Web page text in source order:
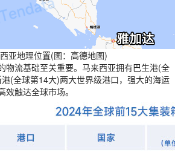
亚地理位置(图：高德地图)
物流基础至关重要。马来西亚拥有巴生港(全
(全球第14大)两大世界级港口，强大的海运
触达全球市场。